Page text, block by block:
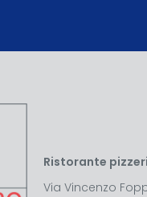
Ristorante
Via Vincenzo